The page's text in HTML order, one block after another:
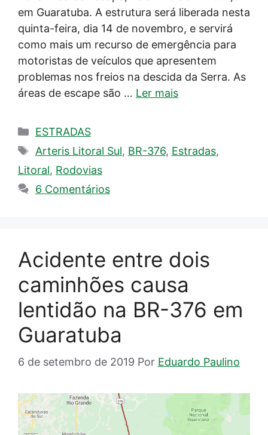
em Guaratuba. A estrutura será liberada nesta
quinta-feira, dia 14 de novembro, e servirá
como mais um recurso de emergência para
motoristas de veículos que apresentem
problemas nos freios na descida da Serra. As
áreas de escape são … Ler mais
Categorias
ESTRADAS
Tags
Arteris Litoral Sul, BR-376, Estradas,
Litoral, Rodovias
6 Comentários
Acidente entre dois
caminhões causa
lentidão na BR-376 em
Guaratuba
6 de setembro de 2019 Por Eduardo Paulino